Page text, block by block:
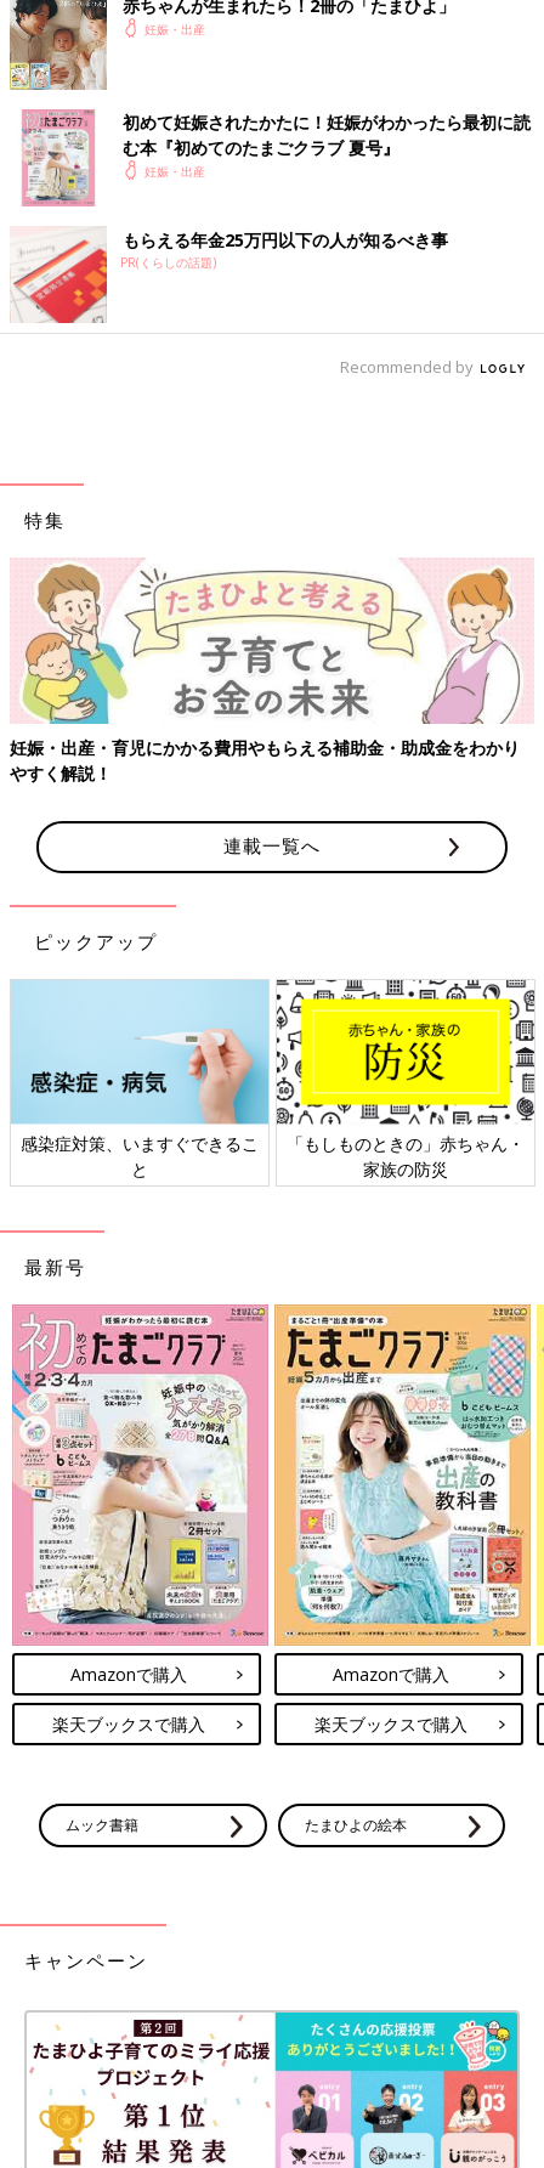
赤ちゃんが生まれたら！2冊の「たまひよ」
妊娠・出産
初めて妊娠されたかたに！妊娠がわかったら最初に読
む本『初めてのたまごクラブ 夏号』
妊娠・出産
もらえる年金25万円以下の人が知るべき事
PR(くらしの話題)
Recommended by
特集
妊娠・出産・育児にかかる費用やもらえる補助金・助成金をわかり
やすく解説！
連載一覧へ
ピックアップ
感染症対策、いますぐできるこ
と
「もしものときの」赤ちゃん・
家族の防災
最新号
Amazonで購入
楽天ブックスで購入
Amazonで購入
楽天ブックスで購入
ムック書籍 たまひよの絵本
キャンペーン